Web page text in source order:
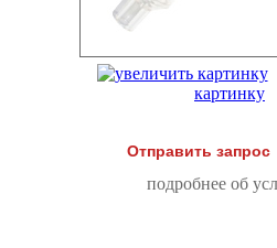
картинку
Отправить запрос
подробнее об